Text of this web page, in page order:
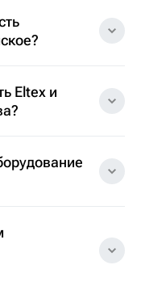
Eltex и